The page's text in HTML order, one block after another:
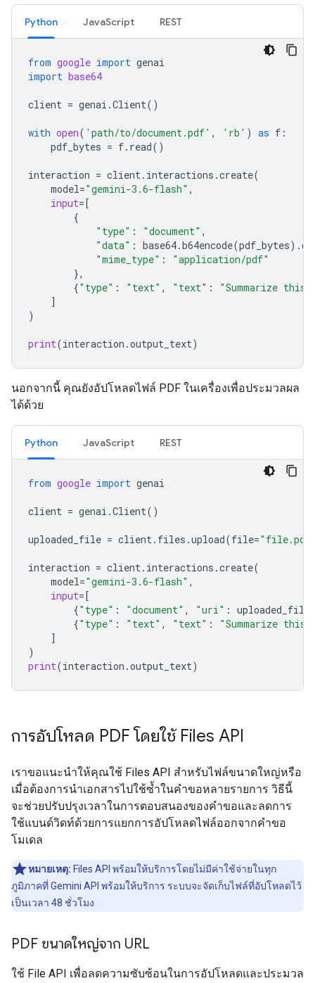
Python JavaScript REST
from google import genai
import base64
client = genai .Client()
with open( 'path/to/document.pdf' , 'rb' ) as f :
pdf_bytes = f. read()
interaction = client. interactions .create(
model="gemini-3.6-flash" ,
input=[
{
"type" : "document" ,
"data" : base64.b64encode(pdf_bytes) .
"mime_type" :
"application/pdf"
},
{"type" : "text" , "text" :
"Summarize this
]
)
print(interaction .output_text)
นอกจากนี้ คุณยังอัปโหลดไฟล์ PDF ในเครื่องเพื่อประมวลผล
ได้ด้วย
Python JavaScript REST
from google import genai
client = genai .Client()
uploaded_file = client. files .upload(file=
interaction = client. interactions .create(
model="gemini-3.6-flash" ,
input=[
{"type" : "document" , "uri" : uploaded_file
{"type" : "text" , "text" :
"Summarize this
]
)
print(interaction .output_text)
การอัปโหลด PDF โดยใช้ Files API
เราขอแนะนำให้คุณใช้ Files API สำหรับไฟล์ขนาดใหญ่หรือ
เมื่อต้องการนำเอกสารไปใช้ซ้ำในคำขอหลายรายการ วิธีนี้
จะช่วยปรับปรุงเวลาในการตอบสนองของคำขอและลดการ
ใช้แบนด์วิดท์ด้วยการแยกการอัปโหลดไฟล์ออกจากคำขอ
โมเดล
หมายเหตุ: Files API พร้อมให้บริการโดยไม่มีค่าใช้จ่ายในทุก
ภูมิภาคที่ Gemini API พร้อมให้บริการ ระบบจะจัดเก็บไฟล์ที่อัปโหลดไว้
เป็นเวลา 48 ชั่วโมง
PDF ขนาดใหญ่จาก URL
ใช้ File API เพื่อลดความซับซ้อนในการอัปโหลดและประมวล